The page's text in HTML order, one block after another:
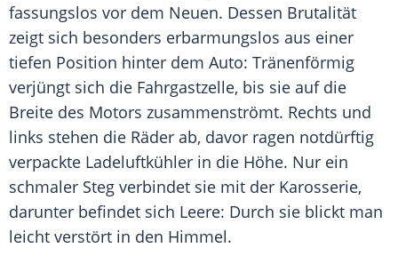
fassungslos vor dem Neuen. Dessen Brutalität
zeigt sich besonders erbarmungslos aus einer
tiefen Position hinter dem Auto: Tränenförmig
verjüngt sich die Fahrgastzelle, bis sie auf die
Breite des Motors zusammenströmt. Rechts und
links stehen die Räder ab, davor ragen notdürftig
verpackte Ladeluftkühler in die Höhe. Nur ein
schmaler Steg verbindet sie mit der Karosserie,
darunter befindet sich Leere: Durch sie blickt man
leicht verstört in den Himmel.